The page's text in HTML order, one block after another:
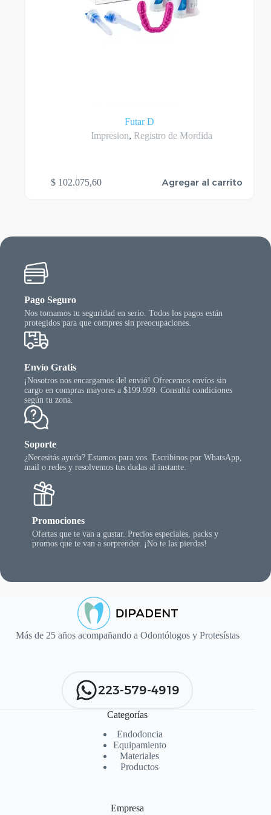
Futar D
Impresion, Registro de Mordida
$ 102.075,60 Agregar al carrito
Pago Seguro
Nos tomamos tu seguridad en serio. Todos los pagos están
protegidos para que compres sin preocupaciones.
Envío Gratis
¡Nosotros nos encargamos del envió! Ofrecemos envíos sin
cargo en compras mayores a $199.999. Consultá condiciones
según tu zona.
Soporte
¿Necesitás ayuda? Estamos para vos. Escribinos por WhatsApp,
mail o redes y resolvemos tus dudas al instante.
Promociones
Ofertas que te van a gustar. Precios especiales, packs y
promos que te van a sorprender. ¡No te las pierdas!
Más de 25 años acompañando a Odontólogos y Protesístas
223-579-4919
Categorías
Endodoncia
Equipamiento
Materiales
Productos
Empresa